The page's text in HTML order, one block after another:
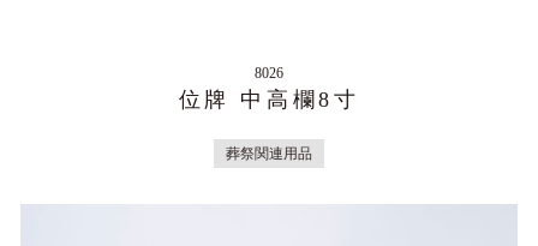
8026
位牌 中高欄8寸
葬祭関連用品